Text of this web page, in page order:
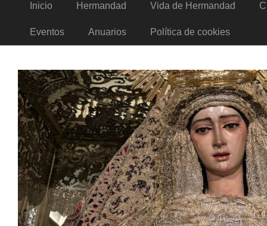
Inicio Hermandad Vida de Hermandad
Eventos Anuarios Política de cookies